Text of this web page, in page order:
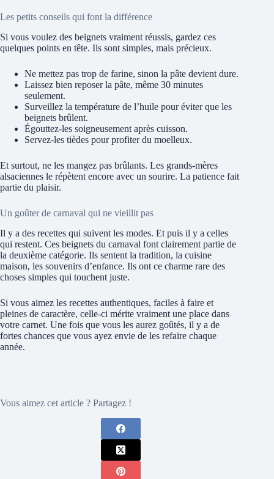
Les petits conseils qui font la différence
Si vous voulez des beignets vraiment réussis, gardez ces
quelques points en tête. Ils sont simples, mais précieux.
Ne mettez pas trop de farine, sinon la pâte devient dure.
Laissez bien reposer la pâte, même 30 minutes
seulement.
Surveillez la température de l’huile pour éviter que les
beignets brûlent.
Égouttez-les soigneusement après cuisson.
Servez-les tièdes pour profiter du moelleux.
Et surtout, ne les mangez pas brûlants. Les grands-mères
alsaciennes le répètent encore avec un sourire. La patience fait
partie du plaisir.
Un goûter de carnaval qui ne vieillit pas
Il y a des recettes qui suivent les modes. Et puis il y a celles
qui restent. Ces beignets du carnaval font clairement partie de
la deuxième catégorie. Ils sentent la tradition, la cuisine
maison, les souvenirs d’enfance. Ils ont ce charme rare des
choses simples qui touchent juste.
Si vous aimez les recettes authentiques, faciles à faire et
pleines de caractère, celle-ci mérite vraiment une place dans
votre carnet. Une fois que vous les aurez goûtés, il y a de
fortes chances que vous ayez envie de les refaire chaque
année.
Vous aimez cet article ? Partagez !